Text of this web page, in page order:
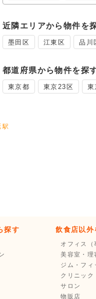
近隣エリアから物件を
墨田区 江東区 品川
都道府県から物件を探
東京都 東京23区 東
駅
探す 飲食店以外
オフィス（
美容室・理
ジム・フィ
クリニック
サロン
物販店